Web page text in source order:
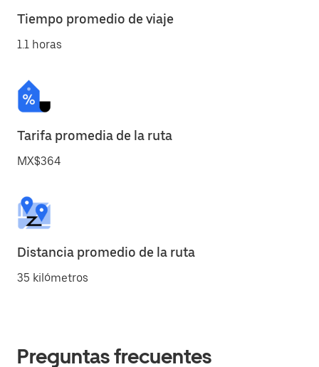
Tiempo promedio de viaje
1.1 horas
Tarifa promedia de la ruta
MX$364
Distancia promedio de la ruta
35 kilómetros
Preguntas frecuentes